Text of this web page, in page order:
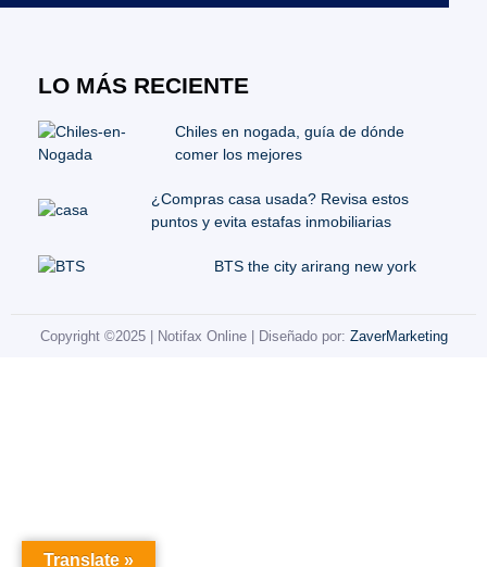
LO MÁS RECIENTE
Chiles en nogada, guía de dónde
comer los mejores
¿Compras casa usada? Revisa estos
puntos y evita estafas inmobiliarias
BTS the city arirang new york
Copyright ©2025 | Notifax Online | Diseñado por: ZaverMarketing
Translate »